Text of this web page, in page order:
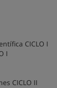
CICLO I
I
CICLO II